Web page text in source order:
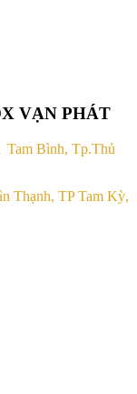
VẠN PHÁT
Tam Bình, Tp.Thủ
Thạnh, TP Tam Kỳ,